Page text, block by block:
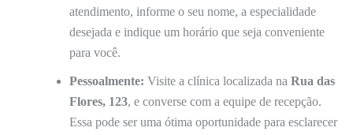
atendimento, informe o seu nome, a especialidade
desejada e indique um horário que seja conveniente
para você.
Pessoalmente: Visite a clínica localizada na Rua das
Flores, 123, e converse com a equipe de recepção.
Essa pode ser uma ótima oportunidade para esclarecer